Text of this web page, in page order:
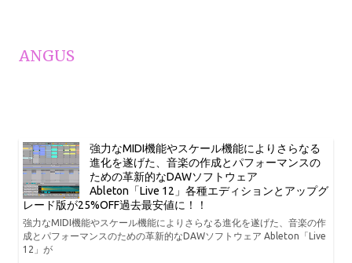
ANGUS
強力なMIDI機能やスケール機能によりさらなる
進化を遂げた、音楽の作成とパフォーマンスの
ための革新的なDAWソフトウェア
Ableton「Live 12」各種エディションとアップグ
レード版が25%OFF過去最安値に！！
強力なMIDI機能やスケール機能によりさらなる進化を遂げた、音楽の作
成とパフォーマンスのための革新的なDAWソフトウェア Ableton「Live
12」が